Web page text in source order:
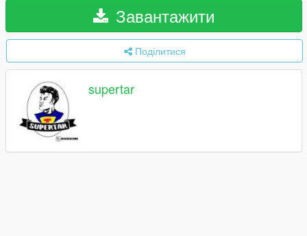
Завантажити
Поділитися
supertar